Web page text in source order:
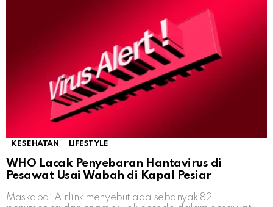
KESEHATAN LIFESTYLE
WHO Lacak Penyebaran Hantavirus di
Pesawat Usai Wabah di Kapal Pesiar
Maskapai Airlink menyebut ada sebanyak 82